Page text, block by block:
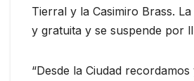
Tierral y la Casimiro Brass.
y gratuita y se suspende por
“Desde la Ciudad